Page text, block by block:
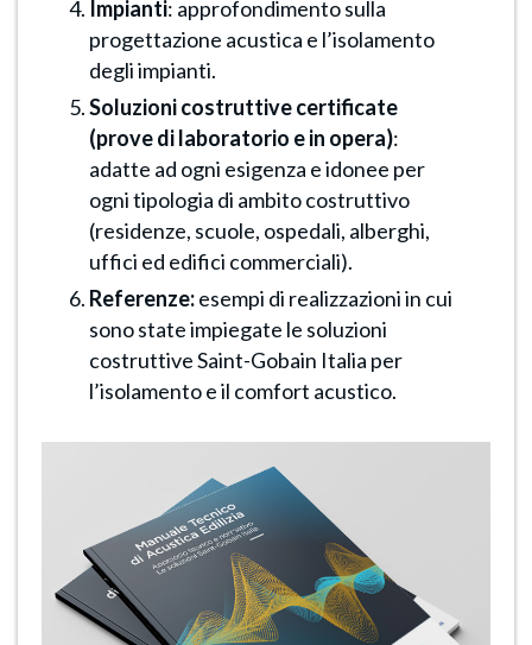
Impianti: approfondimento sulla
progettazione acustica e l’isolamento
degli impianti.
Soluzioni costruttive certificate
(prove di laboratorio e in opera):
adatte ad ogni esigenza e idonee per
ogni tipologia di ambito costruttivo
(residenze, scuole, ospedali, alberghi,
uffici ed edifici commerciali).
Referenze:esempi di realizzazioni in cui
sono state impiegate le soluzioni
costruttive Saint-Gobain Italia per
l’isolamento e il comfort acustico.